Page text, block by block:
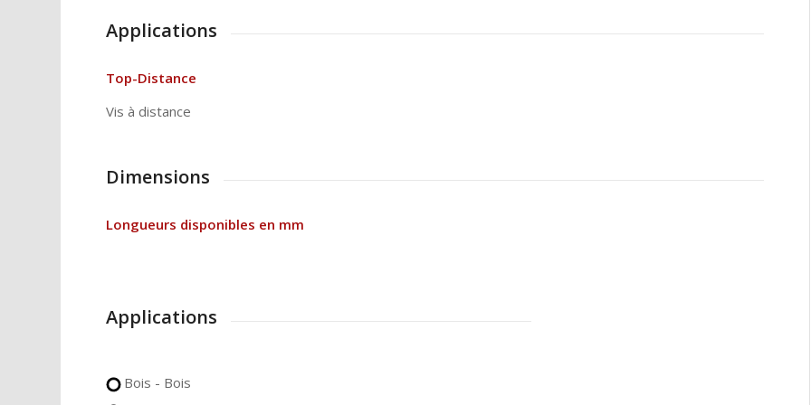
Applications
Top-Distance
Vis à distance
Dimensions
Longueurs disponibles en mm
Applications
Bois - Bois